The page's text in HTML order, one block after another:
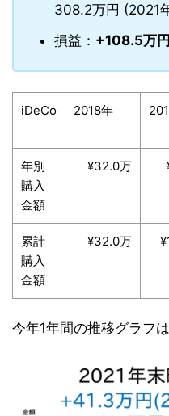
308.2万円 (2021
損益： +108.5万
iDeCo 2018年
年別
購入
金額
¥32.0万
累計
購入
金額
¥32.0万
今年1年間の推移グラフ